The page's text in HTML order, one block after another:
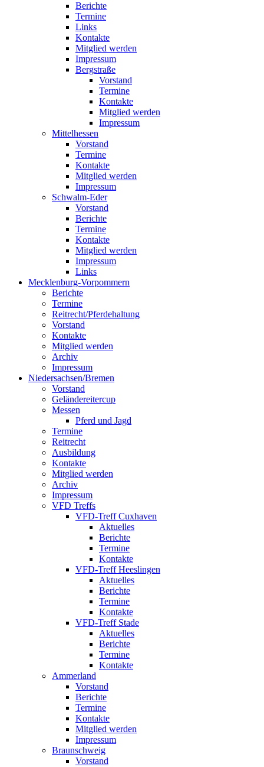
Berichte
Termine
Links
Kontakte
Mitglied werden
Impressum
Bergstraße
Vorstand
Termine
Kontakte
Mitglied werden
Impressum
Mittelhessen
Vorstand
Termine
Kontakte
Mitglied werden
Impressum
Schwalm-Eder
Vorstand
Berichte
Termine
Kontakte
Mitglied werden
Impressum
Links
Mecklenburg-Vorpommern
Berichte
Termine
Reitrecht/Pferdehaltung
Vorstand
Kontakte
Mitglied werden
Archiv
Impressum
Niedersachsen/Bremen
Vorstand
Geländereitercup
Messen
Pferd und Jagd
Termine
Reitrecht
Ausbildung
Kontakte
Mitglied werden
Archiv
Impressum
VFD Treffs
VFD-Treff Cuxhaven
Aktuelles
Berichte
Termine
Kontakte
VFD-Treff Heeslingen
Aktuelles
Berichte
Termine
Kontakte
VFD-Treff Stade
Aktuelles
Berichte
Termine
Kontakte
Ammerland
Vorstand
Berichte
Termine
Kontakte
Mitglied werden
Impressum
Braunschweig
Vorstand